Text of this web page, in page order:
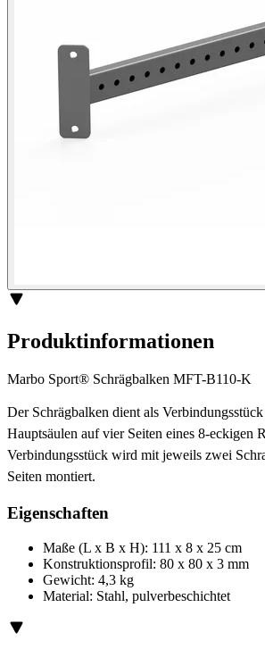
Produktinformationen
Marbo Sport® Schrägbalken MFT-B110-K
Der Schrägbalken dient als
Hauptsäulen auf vier Seiten eines 8-eckigen
Verbindungsstück wird mit jeweils zwei
Seiten montiert.
Eigenschaften
Maße (L x B x H): 111 x 8 x 25 cm
Konstruktionsprofil: 80 x 80 x 3 mm
Gewicht: 4,3 kg
Material: Stahl, pulverbeschichtet